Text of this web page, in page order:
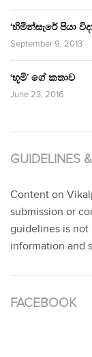
‘හිමින්සැරේ පියා
September 9, 2013
‘භූමි’ ගේ කතාව
June 23, 2016
GUIDELINES
Content on
submission or
guidelines is not
information and
FACEBOOK